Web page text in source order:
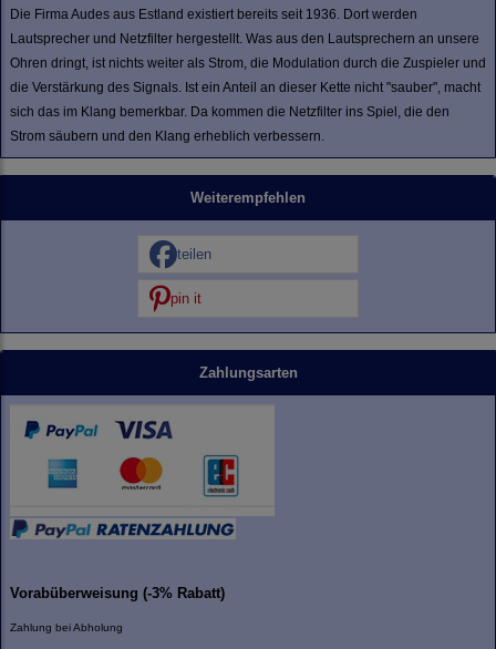
Die Firma Audes aus Estland existiert bereits seit 1936. Dort werden
Lautsprecher und Netzfilter hergestellt. Was aus den Lautsprechern an unsere
Ohren dringt, ist nichts weiter als Strom, die Modulation durch die Zuspieler und
die Verstärkung des Signals. Ist ein Anteil an dieser Kette nicht "sauber", macht
sich das im Klang bemerkbar. Da kommen die Netzfilter ins Spiel, die den
Strom säubern und den Klang erheblich verbessern.
Weiterempfehlen
teilen
pin it
Zahlungsarten
Vorabüberweisung (-3% Rabatt)
Zahlung bei Abholung